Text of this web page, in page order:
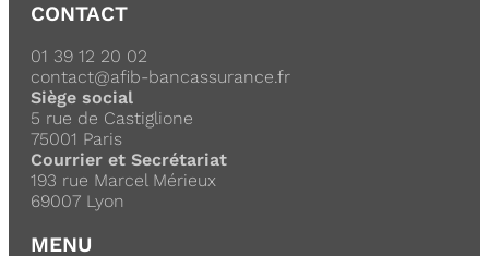
CONTACT
01 39 12 20 02
contact@afib-bancassurance.fr
Siège social
5 rue de Castiglione
75001 Paris
Courrier et Secrétariat
193 rue Marcel Mérieux
69007 Lyon
MENU